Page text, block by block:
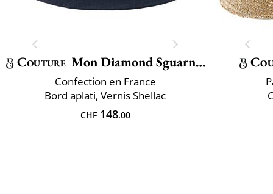
Couture Mon Diamond Sguarnito
Confection en France
Bord aplati, Vernis Shellac
CHF148.00